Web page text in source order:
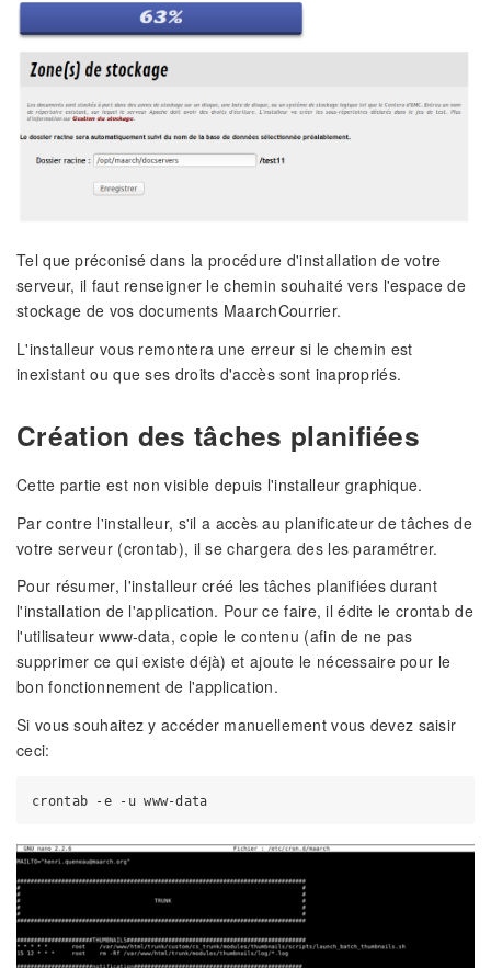
Tel que préconisé dans la procédure d'installation de votre
serveur, il faut renseigner le chemin souhaité vers l'espace de
stockage de vos documents MaarchCourrier.
L'installeur vous remontera une erreur si le chemin est
inexistant ou que ses droits d'accès sont inapropriés.
Création des tâches planifiées
Cette partie est non visible depuis l'installeur graphique.
Par contre l'installeur, s'il a accès au planificateur de tâches de
votre serveur (crontab), il se chargera des les paramétrer.
Pour résumer, l'installeur créé les tâches planifiées durant
l'installation de l'application. Pour ce faire, il édite le crontab de
l'utilisateur www-data, copie le contenu (afin de ne pas
supprimer ce qui existe déjà) et ajoute le nécessaire pour le
bon fonctionnement de l'application.
Si vous souhaitez y accéder manuellement vous devez saisir
ceci: